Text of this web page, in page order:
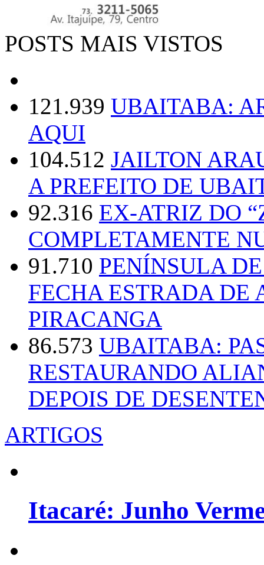
POSTS MAIS VISTOS
121.939 UBAITABA:
AQUI
104.512 JAILTON
A PREFEITO DE
92.316 EX-ATRIZ DO
COMPLETAMENTE
91.710 PENÍNSULA
FECHA ESTRADA DE
PIRACANGA
86.573 UBAITABA:
RESTAURANDO
DEPOIS DE
ARTIGOS
Itacaré: Junho